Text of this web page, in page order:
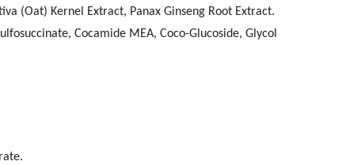
(Oat) Kernel Extract, Panax Ginseng Root Extract.
Cocamide MEA, Coco-Glucoside, Glycol